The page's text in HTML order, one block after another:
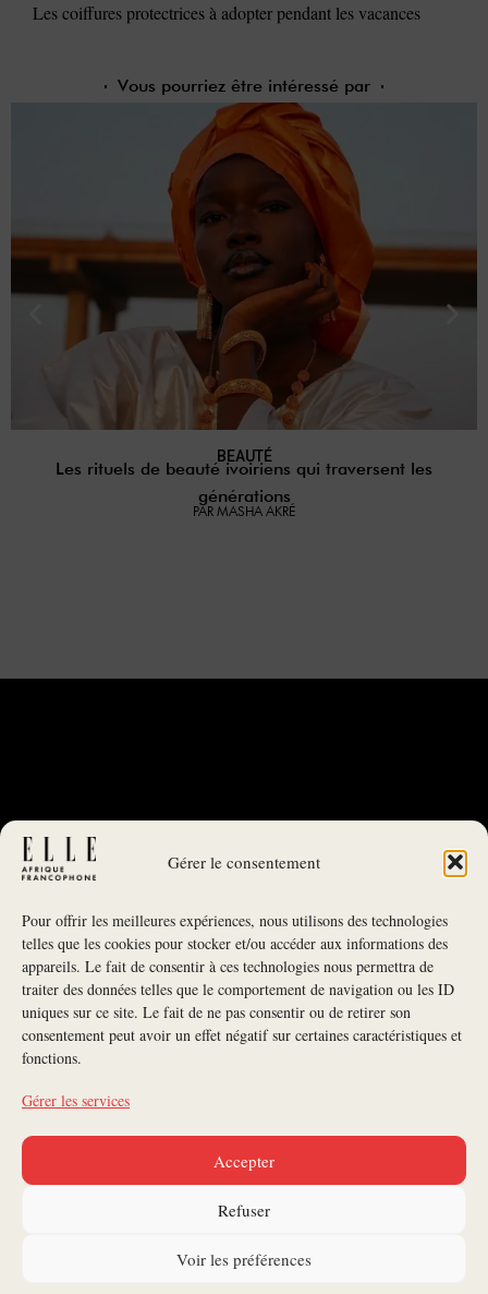
Gérer le consentement
Pour offrir les meilleures expériences, nous utilisons des technologies
telles que les cookies pour stocker et/ou accéder aux informations des
appareils. Le fait de consentir à ces technologies nous permettra de
traiter des données telles que le comportement de navigation ou les ID
uniques sur ce site. Le fait de ne pas consentir ou de retirer son
consentement peut avoir un effet négatif sur certaines caractéristiques et
fonctions.
Gérer les services
Accepter
Refuser
Voir les préférences
Les coiffures protectrices à adopter pendant les vacances
Vous pourriez être intéressé par
BEAUTÉ
Les rituels de beauté ivoiriens qui traversent les
générations
PAR MASHA AKRÉ
NEWSLETTER